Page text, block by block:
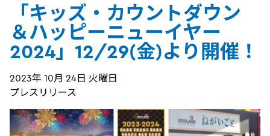
「キッズ・カウントダウン
＆ハッピーニューイヤー
2024」12/29(金)より開催！
2023年 10月 24日 火曜日
プレスリリース